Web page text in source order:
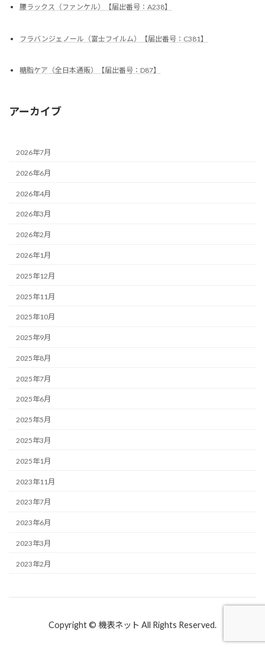
腰ラックス（ファンケル）【届出番号：A238】
フラバンジェノール（富士フイルム）【届出番号：C381】
糖脂ケア（全日本通販）【届出番号：D87】
アーカイブ
2026年7月
2026年6月
2026年4月
2026年3月
2026年2月
2026年1月
2025年12月
2025年11月
2025年10月
2025年9月
2025年8月
2025年7月
2025年6月
2025年5月
2025年3月
2025年1月
2023年11月
2023年7月
2023年6月
2023年3月
2023年2月
Copyright © 機表ネット All Rights Reserved.